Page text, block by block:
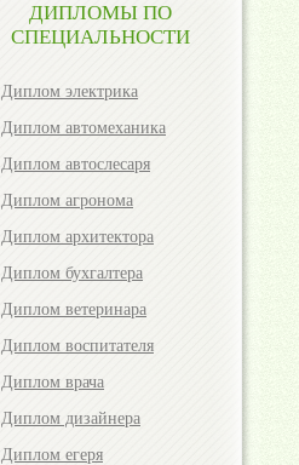
ДИПЛОМЫ ПО
СПЕЦИАЛЬНОСТИ
Диплом электрика
Диплом автомеханика
Диплом автослесаря
Диплом агронома
Диплом архитектора
Диплом бухгалтера
Диплом ветеринара
Диплом воспитателя
Диплом врача
Диплом дизайнера
Диплом егеря